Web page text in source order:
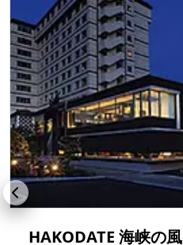
HAKODATE 海峡の風